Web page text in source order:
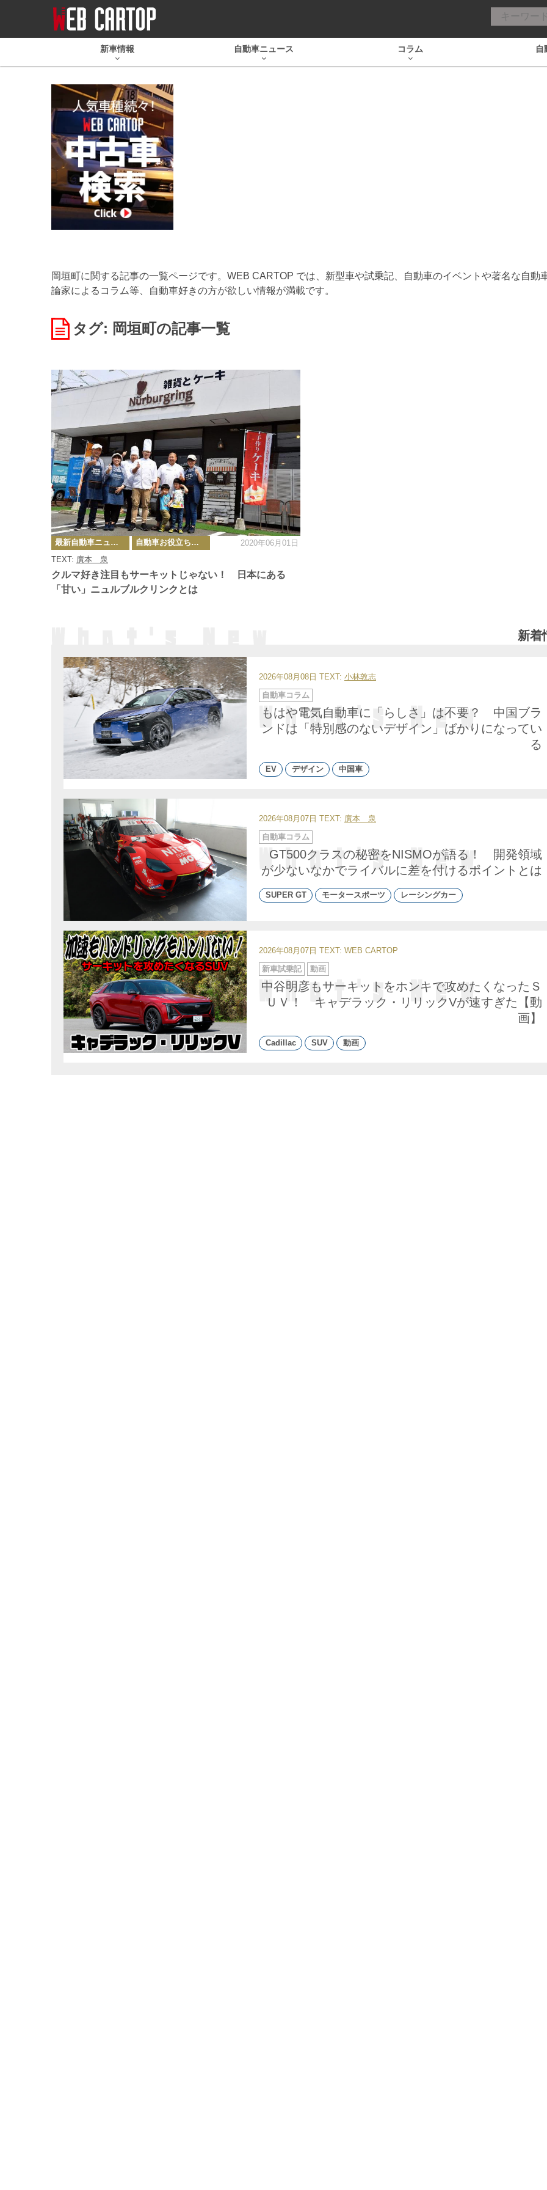
新車情報 自動車ニュース コラム 自
岡垣町に関する記事の一覧ページです。WEB CARTOP では、新型車や試乗記、自動車のイベントや著名な自動
論家によるコラム等、自動車好きの方が欲しい情報が満載です。
タグ: 岡垣町の記事一覧
クルマ好き注目もサーキットじゃない！ 日本にある
「甘い」ニュルブルクリンクとは
TEXT: 廣本 泉
カ
テ
ゴ
リ
ー
最新自動車ニュース 自動車お役立ち情報 2020年06月01日
新着
2026年08月08日 TEXT: 小林敦志
もはや電気自動車に「らしさ」は不要？ 中国ブラ
ンドは「特別感のないデザイン」ばかりになってい
る
カ
テ
ゴ
リ
ー
自動車コラム
EV デザイン 中国車
2026年08月07日 TEXT: 廣本 泉
GT500クラスの秘密をNISMOが語る！ 開発領域
が少ないなかでライバルに差を付けるポイントとは
カ
テ
自動車コラム
SUPER GT モータースポーツ レーシングカー
2026年08月07日 TEXT: WEB CARTOP
中谷明彦もサーキットをホンキで攻めたくなったＳ
ＵＶ！ キャデラック・リリックVが速すぎた【動
画】
カ
テ
ゴ
リ
ー
新車試乗記 動画
Cadillac SUV 動画